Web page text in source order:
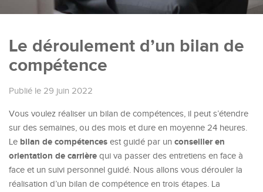
Le déroulement d’un bilan de
compétence
Publié le 29 juin 2022
Vous voulez réaliser un bilan de compétences, il peut s’étendre
sur des semaines, ou des mois et dure en moyenne 24 heures.
Le bilan de compétences est guidé par un conseiller en
orientation de carrière qui va passer des entretiens en face à
face et un suivi personnel guidé. Nous allons vous dérouler la
réalisation d’un bilan de compétence en trois étapes. La